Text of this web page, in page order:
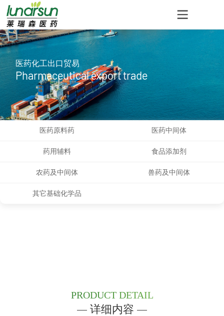
医药化工出口贸易
Pharmaceutical export trade
医药原料药 医药中间体
药用辅料 食品添加剂
农药及中间体 兽药及中间体
其它基础化学品
PRODUCT DETAIL
详细内容